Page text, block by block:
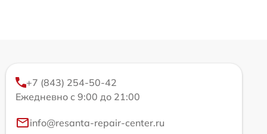
+7 (843) 254-50-42
Ежедневно с 9:00 до 21:00
info@resanta-repair-center.ru